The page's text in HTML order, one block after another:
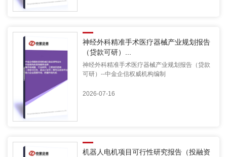
神经外科精准手术医疗器械产业规划报告
（贷款可研）...
神经外科精准手术医疗器械产业规划报告（贷款
可研）--中金企信权威机构编制
2026-07-16
机器人电机项目可行性研究报告（投融资